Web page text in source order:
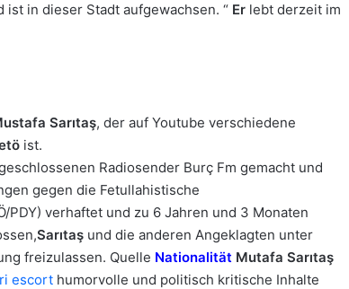
ist in dieser Stadt aufgewachsen. “ Er lebt derzeit im
Sarıtaş, der auf Youtube verschiedene
ist.
Radiosender Burç Fm gemacht und
gegen die Fetullahistische
verhaftet und zu 6 Jahren und 3 Monaten
Sarıtaş und die anderen Angeklagten unter
freizulassen. Quelle Nationalität Mutafa Sarıtaş
escort humorvolle und politisch kritische Inhalte